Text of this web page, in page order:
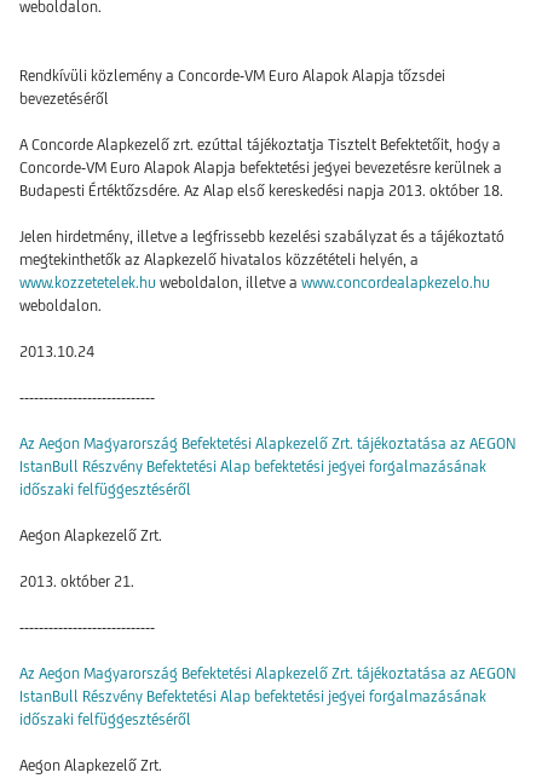
weboldalon.
Rendkívüli közlemény a Concorde-VM Euro Alapok Alapja tőzsdei
bevezetéséről
A Concorde Alapkezelő zrt. ezúttal tájékoztatja Tisztelt Befektetőit, hogy a
Concorde-VM Euro Alapok Alapja befektetési jegyei bevezetésre kerülnek a
Budapesti Értéktőzsdére. Az Alap első kereskedési napja 2013. október 18.
Jelen hirdetmény, illetve a legfrissebb kezelési szabályzat és a tájékoztató
megtekinthetők az Alapkezelő hivatalos közzétételi helyén, a
www.kozzetetelek.hu weboldalon, illetve a www.concordealapkezelo.hu
weboldalon.
2013.10.24
----------------------------
Az Aegon Magyarország Befektetési Alapkezelő Zrt. tájékoztatása az AEGON
IstanBull Részvény Befektetési Alap befektetési jegyei forgalmazásának
időszaki felfüggesztéséről
Aegon Alapkezelő Zrt.
2013. október 21.
----------------------------
Az Aegon Magyarország Befektetési Alapkezelő Zrt. tájékoztatása az AEGON
IstanBull Részvény Befektetési Alap befektetési jegyei forgalmazásának
időszaki felfüggesztéséről
Aegon Alapkezelő Zrt.